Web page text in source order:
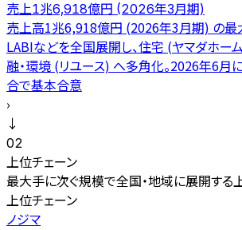
売上1兆6,918億円 (2026年3月期)
売上高1兆6,918億円 (2026年3月期) の最大
LABIなどを全国展開し、住宅 (ヤマダホー
融・環境 (リユース) へ多角化。2026年6月
合で基本合意
›
↓
02
上位チェーン
最大手に次ぐ規模で全国・地域に展開する
上位チェーン
ノジマ